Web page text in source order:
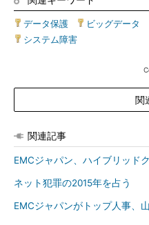
データ保護 ビッグデータ
システム障害
関
関連記事
EMCジャパン、ハイブリッド
ネット犯罪の2015年を占う
EMCジャパンがトップ人事、